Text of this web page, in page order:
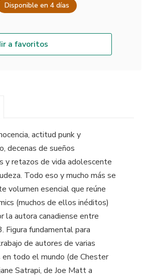
Disponible en 4 días
a favoritos
actitud punk y
decenas de sueños
y retazos de vida adolescente
Todo eso y mucho más se
volumen esencial que reúne
(muchos de ellos inéditos)
la autora canadiense entre
Figura fundamental para
de autores de varias
en todo el mundo (de Chester
Satrapi, de Joe Matt a